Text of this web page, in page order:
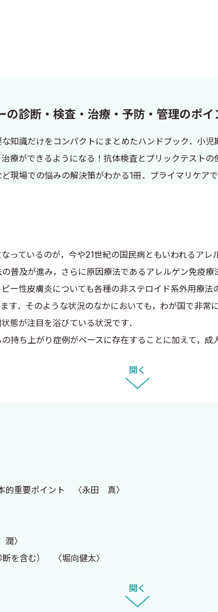
の診断・検査・治療・予防・管理のポ
知識だけをコンパクトにまとめたハンドブック．小
療ができるようになる！抗体検査とプリックテスト
現場での悩みの解決策がわかる1冊．プライマリケア
っているのが，今や21世紀の国民病ともいわれるア
普及が進み，さらに原因療法であるアレルゲン免疫
ー性皮膚炎についても各種の非ステロイド系外用療
す．そのような状況のなかにおいても，わが国で非常
態が注目を浴びている状況です．
持ち上がり症例がベースに存在することに加えて，成
に臨床的な偽陽性が多いマルチスクリーニング検査
の食物アレルギー診療の底上げは，今後これらがさ
回，広く成人の食物アレルギーについての必須知識を
だけることを，企画編者として切に望むところでござ
開く
的重要ポイント 〈永田 真〉
潤〉
を含む） 〈堀向健太〉
，果物，甲殻類等） 〈矢上晶子〉
開く